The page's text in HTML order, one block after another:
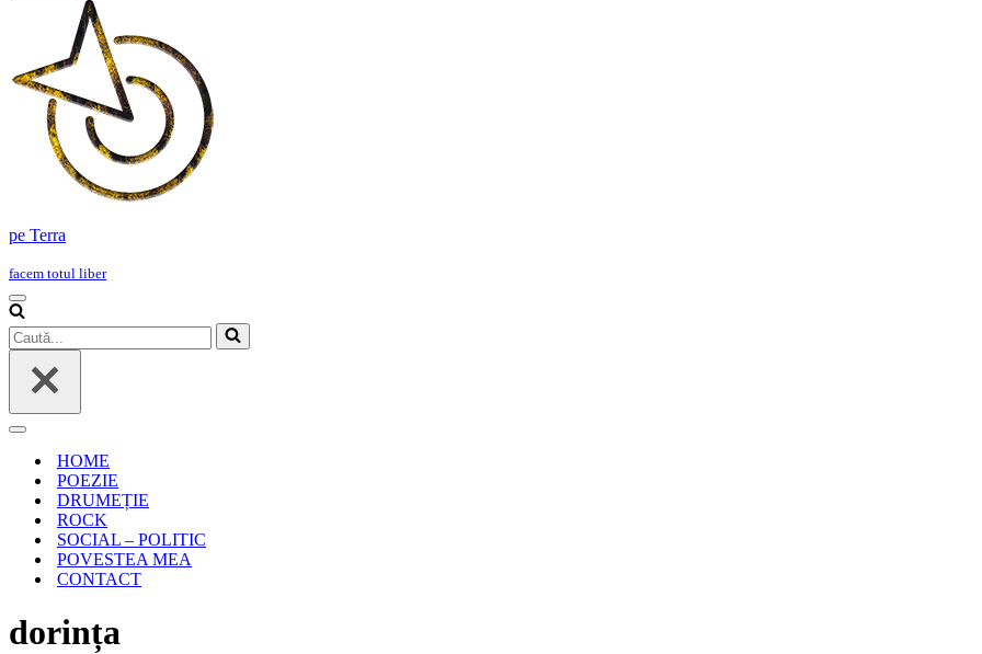
pe Terra
facem totul liber
Meniu
de
navigare
Caută...
Meniu
navigareHOME
POEZIE
DRUMEȚIE
ROCK
SOCIAL – POLITIC
POVESTEA MEA
CONTACT
dorința